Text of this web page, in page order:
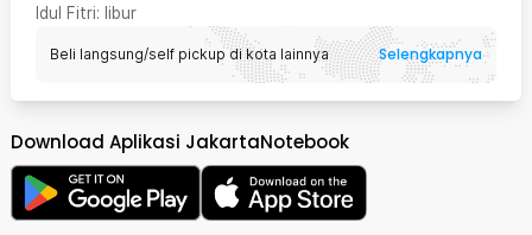
Idul Fitri: libur
Beli langsung/self pickup di kota lainnya Selengkapnya
Download Aplikasi JakartaNotebook